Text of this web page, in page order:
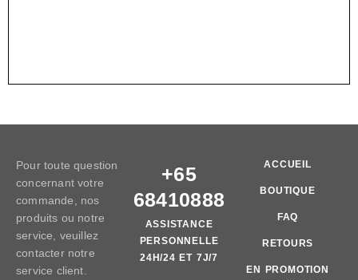
Pour toute question
concernant votre
commande, nos
produits ou notre
service, veuillez
contacter notre
service client.
+65
68410888
ASSISTANCE
PERSONNELLE
24H/24 ET 7J/7
ACCUEIL
BOUTIQUE
FAQ
RETOURS
EN PROMOTION